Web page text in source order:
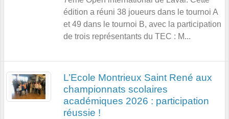
édition a réuni 38 joueurs dans le tournoi A
et 49 dans le tournoi B, avec la participation
de trois représentants du TEC : M...
L’Ecole Montrieux Saint René aux
championnats scolaires
académiques 2026 : participation
réussie !